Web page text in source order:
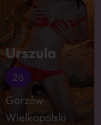
Urszula
26
Gorzów
Wielkopolski